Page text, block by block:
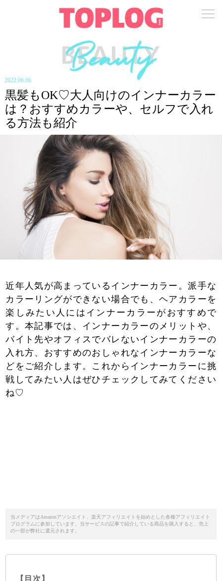
2022.06.06
黒髪もOK♡大人向けのインナーカラー
は？おすすめカラーや、セルフで入れ
る方法も紹介
近年人気が高まっているインナーカラー。派手な
カラーリングができない場合でも、ヘアカラーを
楽しみたい人にはインナーカラーがおすすめで
す。本記事では、インナーカラーのメリットや、
バイト先やオフィスでバレないインナーカラーの
入れ方、おすすめのおしゃれなインナーカラーな
どをご紹介します。これからインナーカラーに挑
戦してみたい人はぜひチェックしてみてください
ね♡
当メディアはAmazonアソシエイト、楽天アフィリエイトを始めとした各種アフィリエイト
プログラムに参加しています。当サービスの記事で紹介している商品を購入すると、売上
の一部が弊社に還元されます。
【目次】